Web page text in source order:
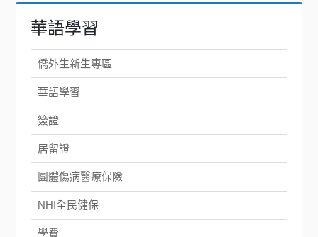
華語學習
僑外生新生專區
華語學習
簽證
居留證
團體傷病醫療保險
NHI全民健保
學費